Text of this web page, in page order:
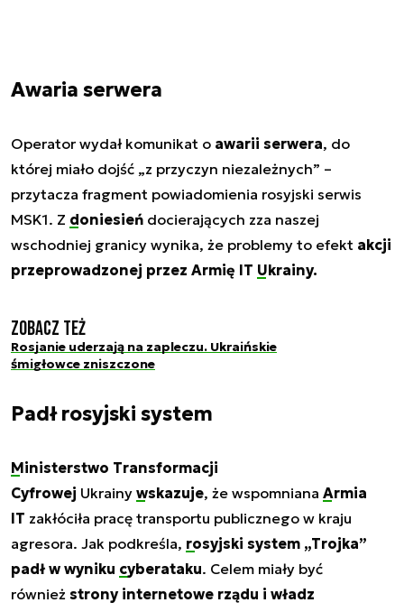
Awaria serwera
Operator wydał komunikat o awarii serwera, do
której miało dojść „z przyczyn niezależnych” –
przytacza fragment powiadomienia rosyjski serwis
MSK1. Z doniesień docierających zza naszej
wschodniej granicy wynika, że problemy to efekt akcji
przeprowadzonej przez Armię IT Ukrainy.
Zobacz też
Rosjanie uderzają na zapleczu. Ukraińskie
śmigłowce zniszczone
Padł rosyjski system
Ministerstwo Transformacji
Cyfrowej Ukrainy wskazuje, że wspomniana Armia
IT zakłóciła pracę transportu publicznego w kraju
agresora. Jak podkreśla, rosyjski system „Trojka”
padł w wyniku cyberataku. Celem miały być
również strony internetowe rządu i władz